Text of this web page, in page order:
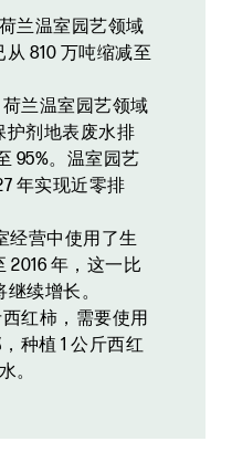
兰温室园艺领域
810 万吨缩减至
荷兰温室园艺领域
护剂地表废水排
95%。温室园艺
年实现近零排
经营中使用了生
2016 年，这一比
续增长。
红柿，需要使用
种植 1 公斤西红
。